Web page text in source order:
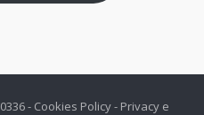
- Cookies Policy- Privacy e